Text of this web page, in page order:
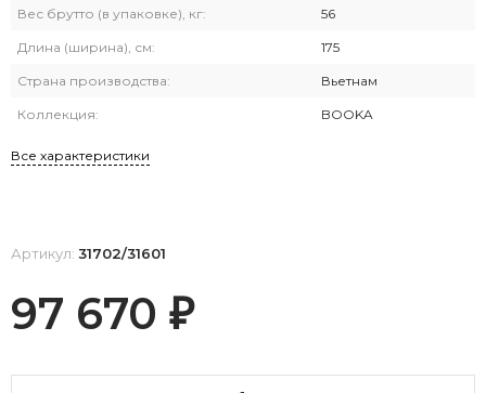
Вес брутто (в упаковке), кг: 56
Длина (ширина), см: 175
Страна производства: Вьетнам
Коллекция: BOOKA
Все характеристики
Артикул: 31702/31601
97 670 ₽